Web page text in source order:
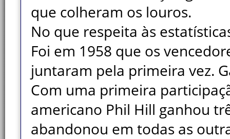
que colheram os louros.
No que respeita às
Foi em 1958 que os
juntaram pela primeira vez.
Com uma primeira
americano Phil Hill ganhou
abandonou em todas as